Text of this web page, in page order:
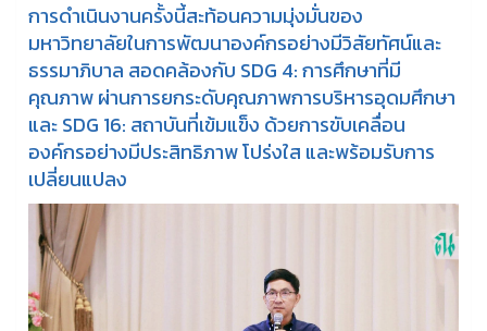
การดำเนินงานครั้งนี้สะท้อนความมุ่งมั่นของ
มหาวิทยาลัยในการพัฒนาองค์กรอย่างมีวิสัยทัศน์และ
ธรรมาภิบาล สอดคล้องกับ SDG 4: การศึกษาที่มี
คุณภาพ ผ่านการยกระดับคุณภาพการบริหารอุดมศึกษา
และ SDG 16: สถาบันที่เข้มแข็ง ด้วยการขับเคลื่อน
องค์กรอย่างมีประสิทธิภาพ โปร่งใส และพร้อมรับการ
เปลี่ยนแปลง